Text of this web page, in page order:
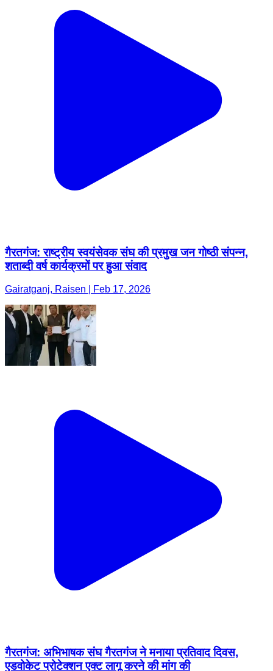
गैरतगंज: राष्ट्रीय स्वयंसेवक संघ की प्रमुख जन गोष्ठी संपन्न,
शताब्दी वर्ष कार्यक्रमों पर हुआ संवाद
Gairatganj, Raisen | Feb 17, 2026
गैरतगंज: अभिभाषक संघ गैरतगंज ने मनाया प्रतिवाद दिवस,
एडवोकेट प्रोटेक्शन एक्ट लागू करने की मांग की